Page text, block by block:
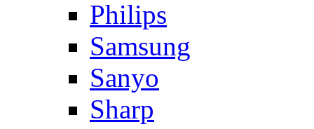
Philips
Samsung
Sanyo
Sharp